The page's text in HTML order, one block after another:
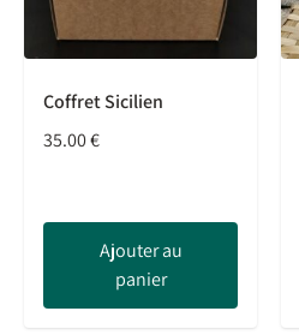
Coffret Sicilien
35.00€
Ajouter au
panier